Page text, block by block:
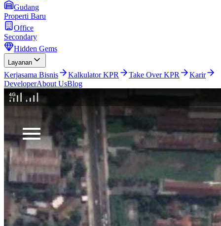
Gudang
Properti Baru
Office
Secondary
Hidden Gems
Layanan
Kerjasama Bisnis Kalkulator KPR Take Over KPR
Karir
DeveloperAbout UsBlog